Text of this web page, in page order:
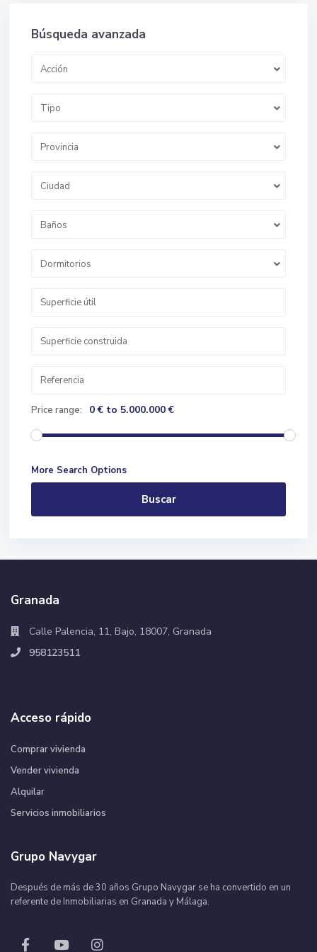
Búsqueda avanzada
Acción
Tipo
Provincia
Ciudad
Baños
Dormitorios
Price range: 0 € to 5.000.000 €
More Search Options
Buscar
Granada
Calle Palencia, 11, Bajo, 18007, Granada
958123511
Acceso rápido
Comprar vivienda
Vender vivienda
Alquilar
Servicios inmobiliarios
Grupo Navygar
Después de más de 30 años Grupo Navygar se ha convertido en un
referente de Inmobiliarias en Granada y Málaga.